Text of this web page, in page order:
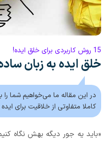
15 روش کاربردی برای خلق ایده!
خلق ایده به زبان
در این مقاله ما می‌خواهیم شما
کاملا متفاوتی از خلاقیت برای
«باید یه جور دیگه بهش نگاه